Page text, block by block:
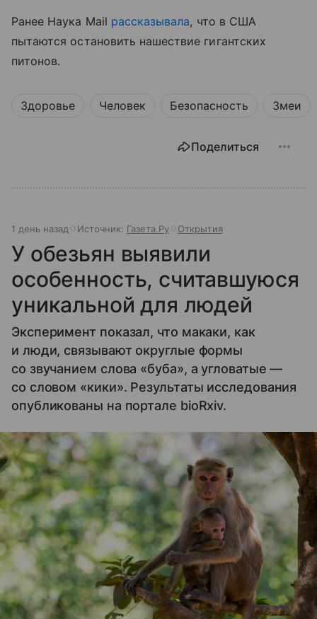
Ранее Наука Mail рассказывала, что в США
пытаются остановить нашествие гигантских
питонов.
Здоровье Человек Безопасность Змеи
Поделиться
1 день назад Источник: Газета.Ру Открытия
У обезьян выявили
особенность, считавшуюся
уникальной для людей
Эксперимент показал, что макаки, как
и люди, связывают округлые формы
со звучанием слова «буба», а угловатые —
со словом «кики». Результаты исследования
опубликованы на портале bioRxiv.